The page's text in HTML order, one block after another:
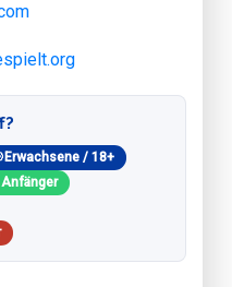
Erwachsene / 18+